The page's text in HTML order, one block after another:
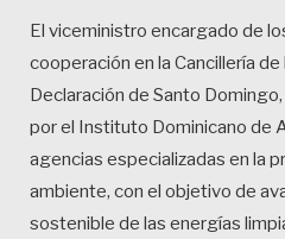
El viceministro encargado de
cooperación en la Cancillería
Declaración de Santo
por el Instituto Dominicano de
agencias especializadas en la
ambiente, con el objetivo de
sostenible de las energías